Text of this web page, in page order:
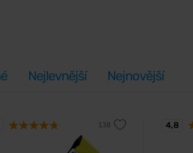
Nejlevnější Nejnovější
4,8